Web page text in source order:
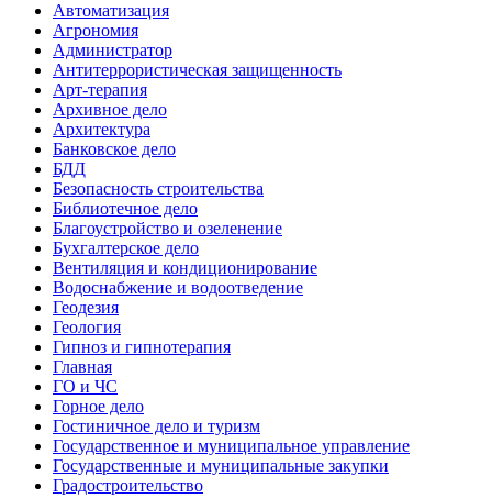
Автоматизация
Агрономия
Администратор
Антитеррористическая защищенность
Арт-терапия
Архивное дело
Архитектура
Банковское дело
БДД
Безопасность строительства
Библиотечное дело
Благоустройство и озеленение
Бухгалтерское дело
Вентиляция и кондиционирование
Водоснабжение и водоотведение
Геодезия
Геология
Гипноз и гипнотерапия
Главная
ГО и ЧС
Горное дело
Гостиничное дело и туризм
Государственное и муниципальное управление
Государственные и муниципальные закупки
Градостроительство